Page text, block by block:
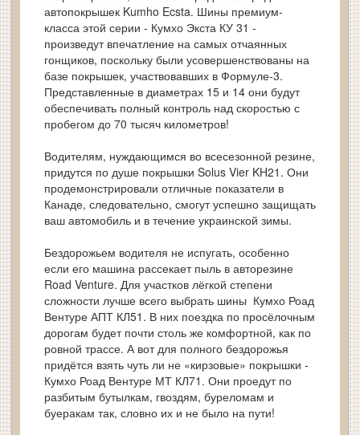
автопокрышек Kumho Ecsta. Шины премиум-
класса этой серии - Кумхо Экста КУ 31 -
произведут впечатление на самых отчаянных
гонщиков, поскольку были усовершенствованы на
базе покрышек, участвовавших в Формуле-3.
Представленные в диаметрах 15 и 14 они будут
обеспечивать полный контроль над скоростью с
пробегом до 70 тысяч километров!
Водителям, нуждающимся во всесезонной резине,
придутся по душе покрышки Solus Vier KH21. Они
продемонстрировали отличные показатели в
Канаде, следовательно, смогут успешно защищать
ваш автомобиль и в течение украинской зимы.
Бездорожьем водителя не испугать, особенно
если его машина рассекает пыль в авторезине
Road Venture. Для участков лёгкой степени
сложности лучше всего выбрать шины Кумхо Роад
Вентуре АПТ КЛ51. В них поездка по просёлочным
дорогам будет почти столь же комфортной, как по
ровной трассе. А вот для полного бездорожья
придётся взять чуть ли не «кирзовые» покрышки -
Кумхо Роад Вентуре МТ КЛ71. Они проедут по
разбитым бутылкам, гвоздям, буреломам и
буеракам так, словно их и не было на пути!